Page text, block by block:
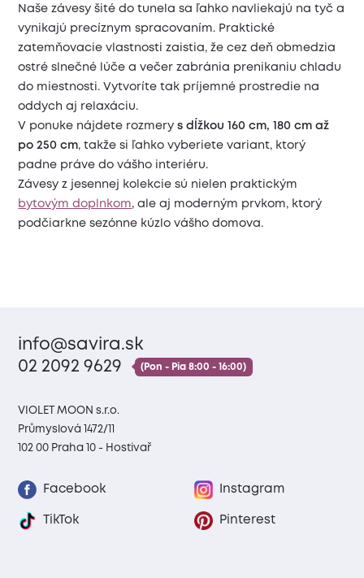
Naše závesy šité do tunela sa ľahko navliekajú na tyč a
vynikajú precíznym spracovaním. Praktické
zatemňovacie vlastnosti zaistia, že cez deň obmedzia
ostré slnečné lúče a večer zabránia prenikaniu chladu
do miestnosti. Vytvoríte tak príjemné prostredie na
oddych aj relaxáciu.
V ponuke nájdete rozmerys dĺžkou 160 cm, 180 cm až
po 250 cm, takže si ľahko vyberiete variant, ktorý
padne práve do vášho interiéru.
Závesy z jesennej kolekcie sú nielen praktickým
bytovým doplnkom, ale aj moderným prvkom, ktorý
podčiarkne sezónne kúzlo vášho domova.
info@savira.sk
02 2092 9629
(Pon - Pia 8:00 - 16:00)
VIOLET MOON s.r.o.
Průmyslová 1472/11
102 00 Praha 10 - Hostivař
Facebook Instagram
TikTok Pinterest